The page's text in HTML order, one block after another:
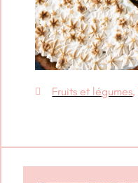
Fruits et légumes,